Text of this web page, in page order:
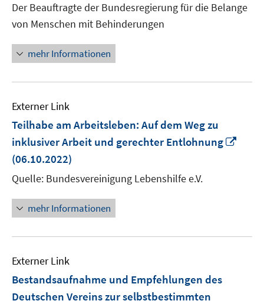
öffnen
Der Beauftragte der Bundesregierung für die Belange
von Menschen mit Behinderungen
mehr Informationen
Externer Link
Teilhabe am Arbeitsleben: Auf dem Weg zu
inklusiver Arbeit und gerechter Entlohnung
(06.10.2022)
Quelle: Bundesvereinigung Lebenshilfe e.V.
mehr Informationen
Externer Link
Bestandsaufnahme und Empfehlungen des
Deutschen Vereins zur selbstbestimmten